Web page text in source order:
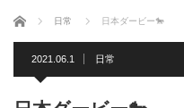
ホーム 日常 日本ダービー🐎
2021.06.1 日常